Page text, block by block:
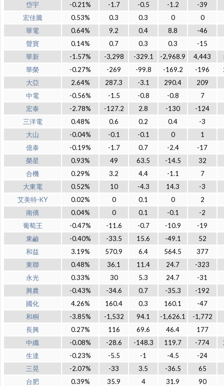
岱宇
-0.21% -1.7 -0.5 -1.2
-39
宏佳騰
0.53% 0.3 0.3 0
0
華電
0.64% 9.2 0.4 8.8
-46
聲寶
0.14% 0.7 0.3 0.3
-15
華新
-1.57% -3,298 -329.1 -2,968.9 4,443
華榮
-0.27% -269 -99.8 -169.2 -196
大亞
2.64% 287.3 -3.1 290.4
209
中電
-0.56% -1.5 -0.8 -0.8
7
宏泰
-2.78% -127.2 2.8 -130
-124
三洋電
0.48% 0.6 0.2 0.4
-3
大山
-0.04% -0.1 -0.1 0
1
億泰
-0.19% -1.7 0.7 -2.4
-17
榮星
0.93% 49 63.5 -14.5
32
合機
0.29% 3.2 4.4 -1.1
7
大東電
0.52% 10 -4.3 14.3
-3
艾美特-KY
0.02% 0 0.1 0
2
南僑
0.04% 0 0.1 -0.1
-2
葡萄王
-0.47% -11.6 -0.7 -10.9
-19
東鹼
-0.40% -33.5 15.6 -49.1
52
和益
3.19% 570.9 6.4 564.5
377
東聯
0.48% 36.1 11.4 24.7
-323
永光
0.33% 30 5.3 24.7
-31
興農
-0.43% -34.6 0.7 -35.3
-192
國化
4.26% 160.4 0.3 160.1
-47
和桐
-3.85% -1,532 94.1 -1,626.1
-1,772
長興
0.27% 116 69.6 46.4
177
中纖
-0.08% -28.6 -148.3 119.7 -774
生達
-0.23% -5.5 -1 -4.5
-24
三晃
-2.07% -33 3.5 -36.5
65
台肥
0.39% 35.9 4 31.9
90